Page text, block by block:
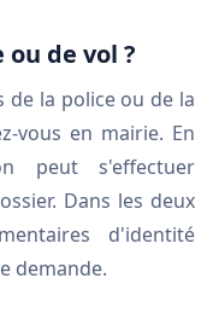
de vol ?
de la police ou de la
vous en mairie. En
peut s'effectuer
Dans les deux
d'identité
demande.